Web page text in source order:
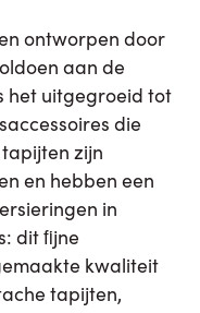
ontworpen door
aan de
het uitgegroeid tot
die
zijn
en hebben een
in
dit ﬁjne
kwaliteit
tapijten,